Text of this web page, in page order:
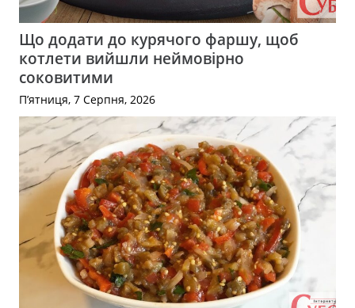
Що додати до курячого фаршу, щоб
котлети вийшли неймовірно
соковитими
П’ятниця, 7 Серпня, 2026